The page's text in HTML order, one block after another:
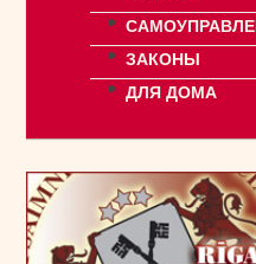
ЗАКОНЫ
ДЛЯ ДОМА